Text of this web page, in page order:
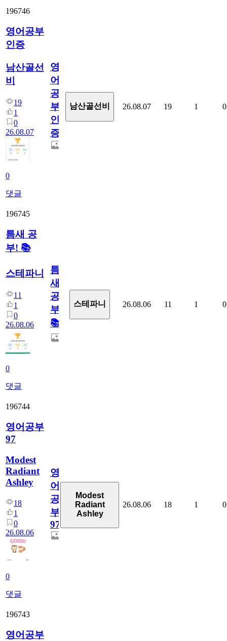
196746
영어공부
인증
남산골선
비
19
1
0
26.08.07
0
댓글
영
어
공
부
인
증
남산골선비 26.08.07 19 1 0
196745
틈새 공
부! 📚
스테파니
11
1
0
26.08.06
0
댓글
틈
새
공
부!
📚
스테파니 26.08.06 11 1 0
196744
영어공부
97
Modest
Radiant
Ashley
18
1
0
26.08.06
0
댓글
영
어
공
부
97
Modest
Radiant
Ashley
26.08.06 18 1 0
196743
영어공부